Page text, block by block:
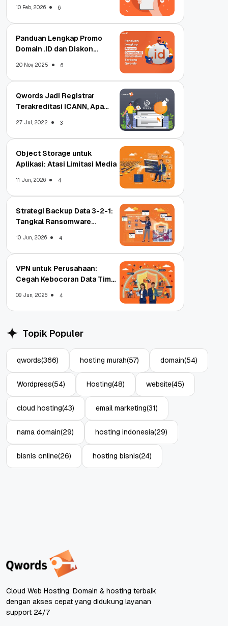
10 Feb, 2026 6
Panduan Lengkap Promo
Domain .ID dan Diskon
20 Nov, 2025 6
Qwords Jadi Registrar
Terakreditasi ICANN, Apa
27 Jul, 2022 3
Object Storage untuk
Aplikasi: Atasi Limitasi Media
11 Jun, 2026 4
Strategi Backup Data 3-2-1:
Tangkal Ransomware
10 Jun, 2026 4
VPN untuk Perusahaan:
Cegah Kebocoran Data Tim
09 Jun, 2026 4
Topik Populer
qwords(366) hosting murah(57) domain(54)
Wordpress(54) Hosting(48) website(45)
cloud hosting(43) email marketing(31)
nama domain(29) hosting indonesia(29)
bisnis online(26) hosting bisnis(24)
Cloud Web Hosting. Domain & hosting terbaik
dengan akses cepat yang didukung layanan
support 24/7